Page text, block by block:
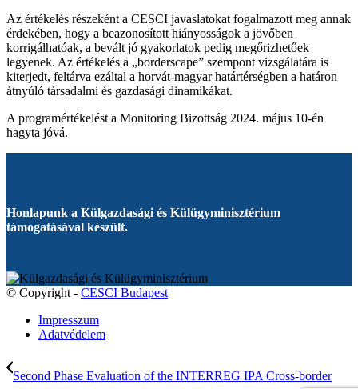
Az értékelés részeként a CESCI javaslatokat fogalmazott meg annak
érdekében, hogy a beazonosított hiányosságok a jövőben
korrigálhatóak, a bevált jó gyakorlatok pedig megőrizhetőek
legyenek. Az értékelés a „borderscape” szempont vizsgálatára is
kiterjedt, feltárva ezáltal a horvát-magyar határtérségben a határon
átnyúló társadalmi és gazdasági dinamikákat.
A programértékelést a Monitoring Bizottság 2024. május 10-én
hagyta jóvá.
Honlapunk a Külgazdasági és Külügyminisztérium
támogatásával készült.
© Copyright - CESCI Budapest
Impresszum
Adatvédelem
Second Phase Evaluation of the INTERREG IPA Cross-border